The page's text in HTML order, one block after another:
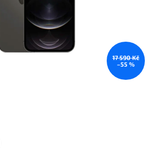
17 590 Kč
–55 %